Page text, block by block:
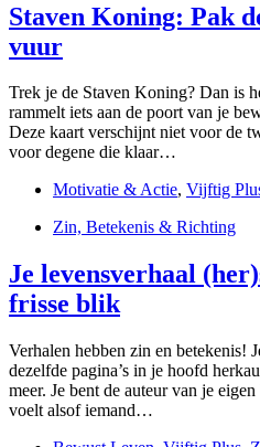
Staven Koning: Pak
vuur
Trek je de Staven Koning? Dan is
rammelt iets aan de poort van je
Deze kaart verschijnt niet voor de
voor degene die klaar…
Motivatie & Actie, Vijftig
Zin, Betekenis & Richting
Je levensverhaal
frisse blik
Verhalen hebben zin en betekenis!
dezelfde pagina’s in je hoofd
meer. Je bent de auteur van je
voelt alsof iemand…